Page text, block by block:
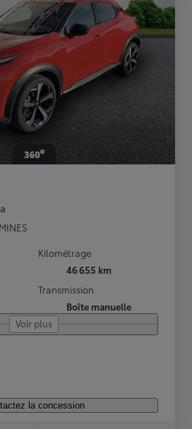
Kilométrage
46 655 km
Transmission
Boîte manuelle
Voir plus
la concession